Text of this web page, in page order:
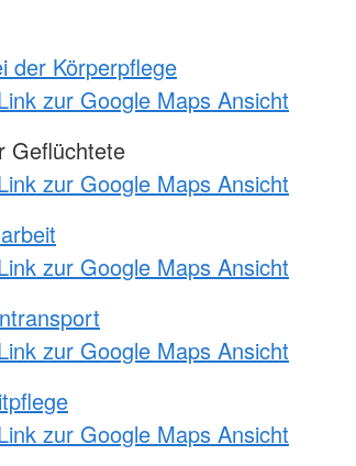
der Körperpflege
zur Google Maps Ansicht
Geflüchtete
zur Google Maps Ansicht
zur Google Maps Ansicht
zur Google Maps Ansicht
zur Google Maps Ansicht